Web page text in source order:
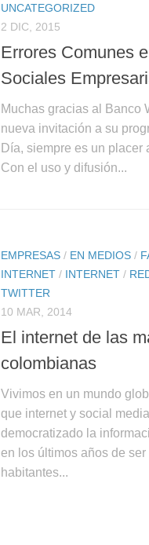
UNCATEGORIZED
2 DIC, 2015
Errores Comunes
Sociales
Muchas gracias al Banco
nueva invitación a su
Día, siempre es un placer
Con el uso y difusión...
EMPRESAS / EN MEDIOS /
INTERNET / INTERNET /
TWITTER
10 MAR, 2014
El internet de las
colombianas
Vivimos en un mundo
que internet y social
democratizado la
en los últimos años de
habitantes...